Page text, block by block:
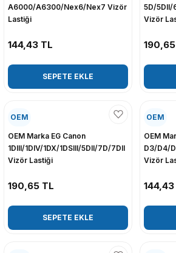
A6000/A6300/Nex6/Nex7 Vizör
Lastiği
144,43 TL
SEPETE EKLE
5D/
Vizör
OEM
OEM Marka EG Canon
1DIII/1DIV/1DX/1DSIII/5DII/7D/7DII
Vizör Lastiği
190,65 TL
SEPETE EKLE
OEM
OEM
D3/D4/
Vizör
144,43